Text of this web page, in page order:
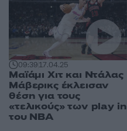
09:3917.04.25
Μαϊάμι Χιτ και Ντάλας
Μάβερικς έκλεισαν
θέση για τους
«τελικούς» των play in
του NBA